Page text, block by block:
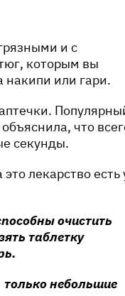
и с
которым вы
накипи или гари.
объяснила, что
секунды.
лекарство есть
очистить
таблетку
только небольшие